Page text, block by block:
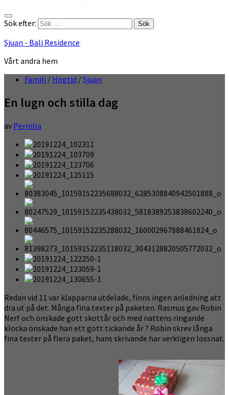
Sök efter:
Sjuan - Bali Residence
Vårt andra hem
Familj / Högtid /Sjuan
En lugn och stilla dag
av Pernilla
Redan vid 11 var klapparna utdelade, finns ingen anledning att
dra ut på det. Många fina texter på paketen. Rasmus gav Robin
Nerf och önskade gott skottår och med nattens ringande
klocka önskade han ett gott tickande år ? Robin skrev långa
fina texter på flera paket, hans skrivande har verkligen lossnat.